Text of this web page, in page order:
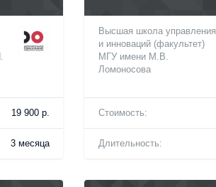
19 900 р.
3 месяца
Высшая школа управления
и инноваций (факультет)
МГУ имени М.В.
Ломоносова
Стоимость:
Длительность: